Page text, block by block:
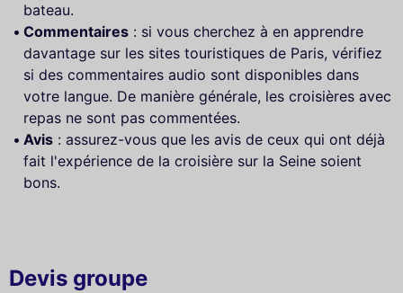
bateau.
Commentaires : si vous cherchez à en apprendre
davantage sur les sites touristiques de Paris, vérifiez
si des commentaires audio sont disponibles dans
votre langue. De manière générale, les croisières avec
repas ne sont pas commentées.
Avis : assurez-vous que les avis de ceux qui ont déjà
fait l'expérience de la croisière sur la Seine soient
bons.
Devis groupe